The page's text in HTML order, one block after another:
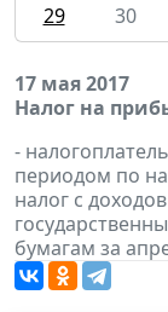
29
30
17 мая 2017
Налог на
-
периодом по
налог с
бумагам за